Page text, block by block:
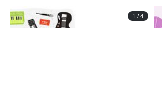
1 /4